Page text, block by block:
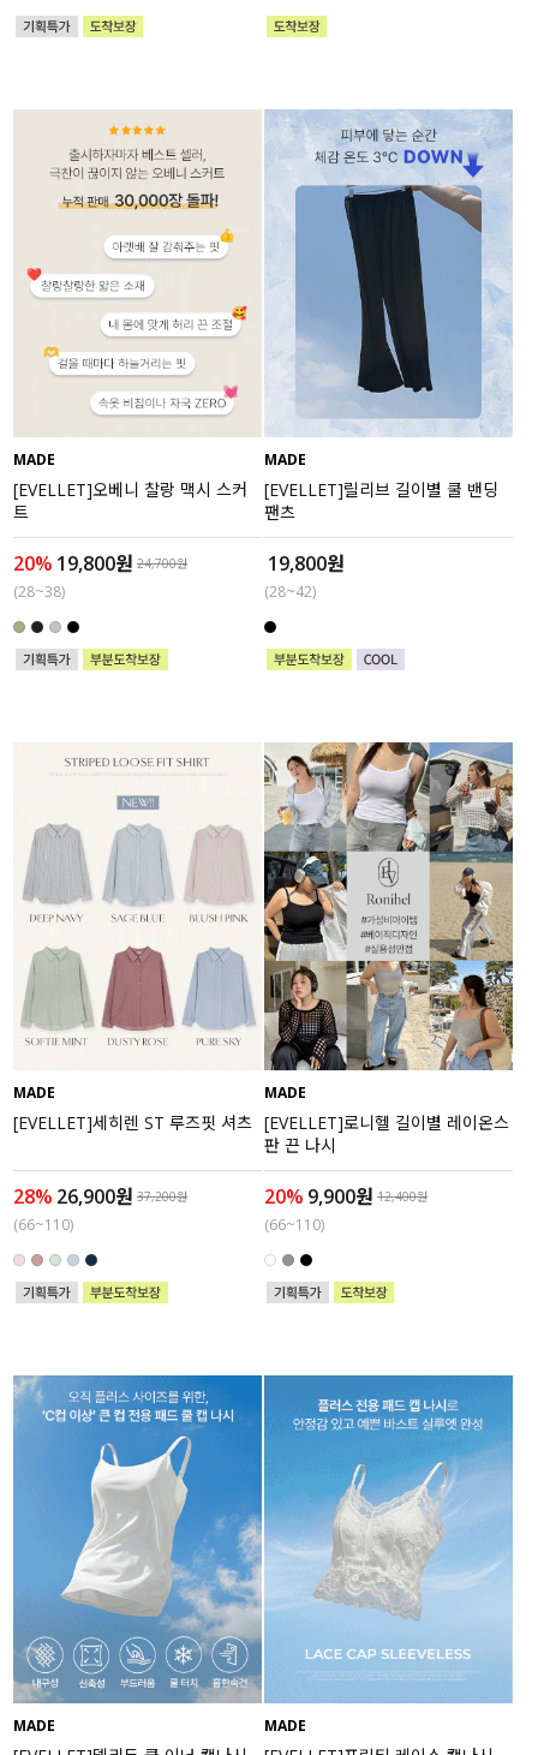
MADE
[EVELLET]오베니 찰랑 맥시 스커
트
20% 19,800원 24,700원
(28~38)
MADE
[EVELLET]릴리브 길이별 쿨 밴딩
팬츠
19,800원
(28~42)
MADE
[EVELLET]세히렌 ST 루즈핏 셔츠
28% 26,900원 37,200원
(66~110)
MADE
[EVELLET]로니헬 길이별 레이온스
판 끈 나시
20% 9,900원 12,400원
(66~110)
MADE MADE